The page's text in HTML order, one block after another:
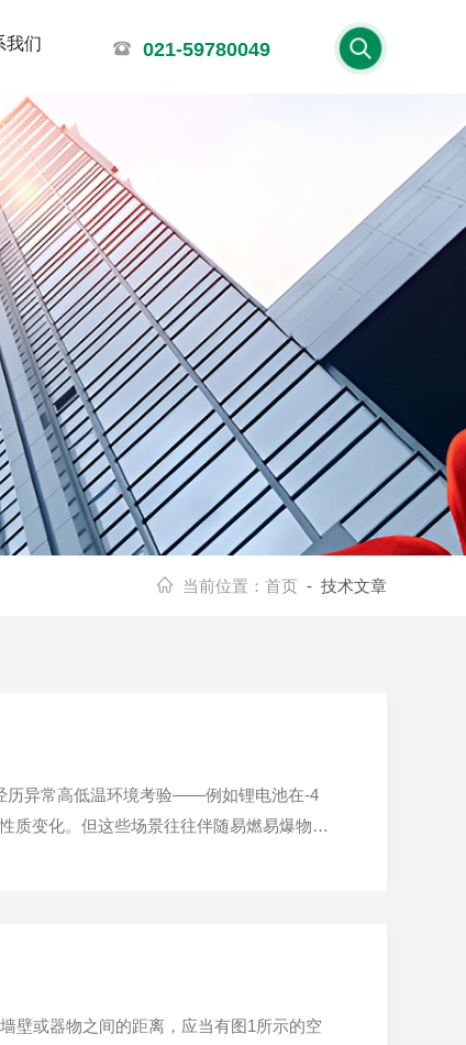
我们 021-59780049
当前位置： 首页 - 技术文章
历异常高低温环境考验——例如锂电池在-4
质变化。但这些场景往往伴随易燃易爆物质
壁或器物之间的距离，应当有图1所示的空